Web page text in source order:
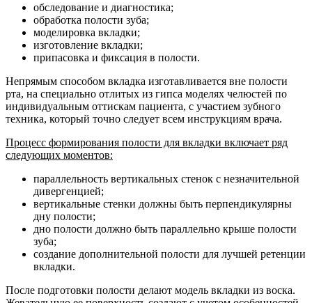
обследование и диагностика;
обработка полости зуба;
моделировка вкладки;
изготовление вкладки;
припасовка и фиксация в полости.
Непрямым способом вкладка изготавливается вне полости
рта, на специально отлитых из гипса моделях челюстей по
индивидуальным оттискам пациента, с участием зубного
техника, который точно следует всем инструкциям врача.
Процесс формирования полости для вкладки включает ряд
следующих моментов:
параллельность вертикальных стенок с незначительной
дивергенцией;
вертикальные стенки должны быть перпендикулярны
дну полости;
дно полости должно быть параллельно крыше полости
зуба;
создание дополнительной полости для лучшей ретенции
вкладки.
После подготовки полости делают модель вкладки из воска.